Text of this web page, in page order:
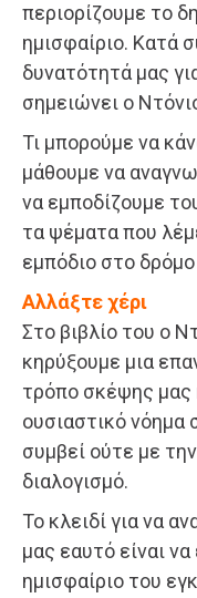
περιορίζουμε το
ημισφαίριο. Κατά
δυνατότητά μας
σημειώνει ο
Τι μπορούμε να
μάθουμε να
να εμποδίζουμε
τα ψέματα που
εμπόδιο στο
Αλλάξτε χέρι
Στο βιβλίο του ο
κηρύξουμε μια
τρόπο σκέψης μας
ουσιαστικό νόημα
συμβεί ούτε με
διαλογισμό.
Το κλειδί για να
μας εαυτό είναι
ημισφαίριο του